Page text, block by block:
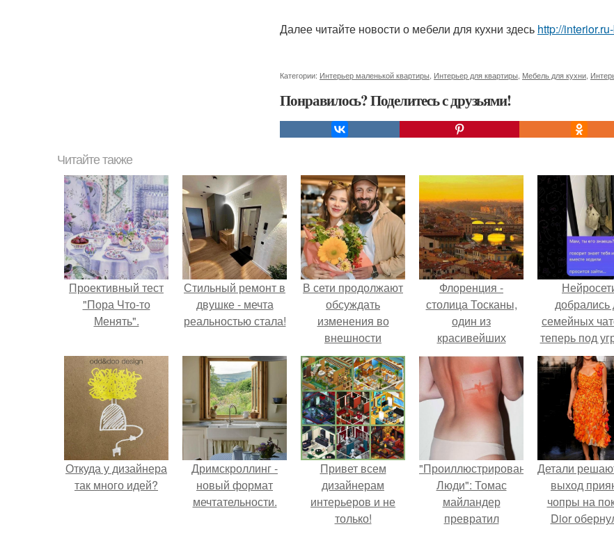
Далее читайте новости о мебели для кухни здесь http://
Категории: Интерьер маленькой квартиры Интерьер для квартиры Мебель для кухни
Понравилось? Поделитесь с друзьями!
Читайте также
Проективный тест
"Пора Что-то
Менять".
Стильный ремонт в
двушке - мечта
реальностью стала!
В сети продолжают
обсуждать
изменения во
внешности
актрисы.
Флоренция -
столица Тосканы,
один из
красивейших
городов Италии и
"Культурная
Столица Европы".
добрались
семейных
теперь под
мамины
Откуда у дизайнера
так много идей?
Дримскроллинг -
новый формат
мечтательности.
Привет всем
дизайнерам
интерьеров и не
только!
"Проиллюстрированные
Люди": Томас
майландер
превратил
Детали
выход
чопры на
Dior